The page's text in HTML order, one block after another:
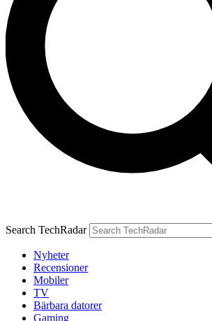
Search TechRadar
Nyheter
Recensioner
Mobiler
TV
Bärbara datorer
Gaming